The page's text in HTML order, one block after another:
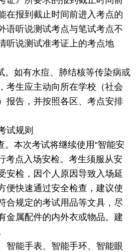
在报到截止时间前进入考点的
语听说测试考点与笔试考点不
听说测试准考证上的考点地
。如有水痘、肺结核等传染病或
考生应主动向所在学校（社会
报告，并按照各区、考点安排
试规则
。本次考试将继续使用“智能安
考点入场安检。考生须服从安
安检，因个人原因导致入场延
便快速通过安全检查，建议使
合规定的考试用品等文具，尽
金属配件的内外衣或物品。建
智能手表、智能手环、智能眼